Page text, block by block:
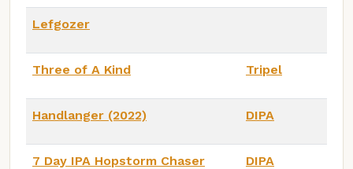
Lefgozer
Three of A Kind Tripel
Handlanger (2022) DIPA
7 Day IPA Hopstorm Chaser DIPA